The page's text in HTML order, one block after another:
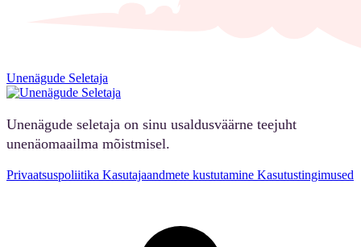
Unenägude Seletaja
Unenägude seletaja on sinu usaldusväärne teejuht
unenäomaailma mõistmisel.
Privaatsuspoliitika Kasutajaandmete kustutamine Kasutustingimused